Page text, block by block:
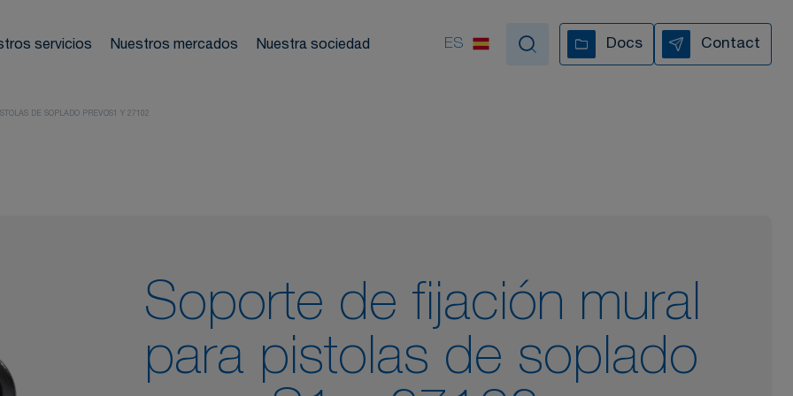
Te apoyamos en cada paso
servicios Nuestros mercados Nuestra sociedad ES Docs Contact
DE SOPLADO PREVOS1 Y 27102
Soporte de fijación mural
para pistolas de soplado